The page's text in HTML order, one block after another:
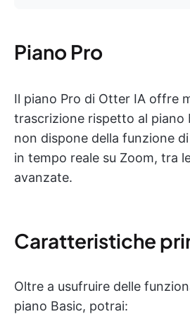
Piano Pro
Il piano Pro di Otter IA offre
trascrizione rispetto al piano
non dispone della funzione
in tempo reale su Zoom, tra
avanzate.
Caratteristiche
Oltre a usufruire delle
piano Basic, potrai: